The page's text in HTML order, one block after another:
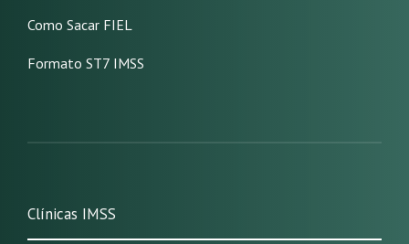
Como Sacar FIEL
Formato ST7 IMSS
Clínicas IMSS